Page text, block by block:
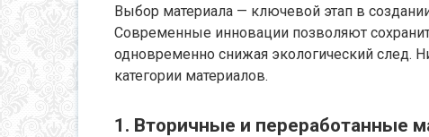
Выбор материала — ключевой этап в
Современные инновации позволяют
одновременно снижая экологический след.
категории материалов.
1. Вторичные и переработанные